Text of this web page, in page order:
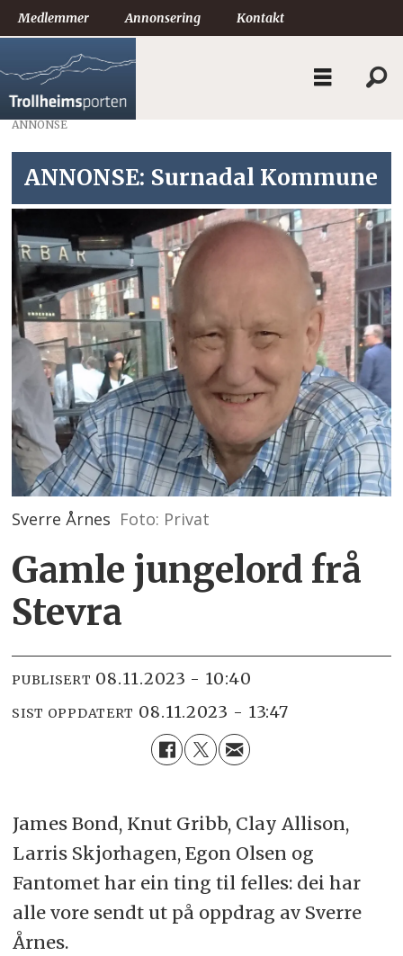
Medlemmer Annonsering Kontakt
ANNONSE
ANNONSE: Surnadal Kommune
Sverre Årnes Foto: Privat
Gamle jungelord frå
Stevra
PUBLISERT 08.11.2023 - 10:40
SIST OPPDATERT 08.11.2023 - 13:47
James Bond, Knut Gribb, Clay Allison,
Larris Skjorhagen, Egon Olsen og
Fantomet har ein ting til felles: dei har
alle vore sendt ut på oppdrag av Sverre
Årnes.